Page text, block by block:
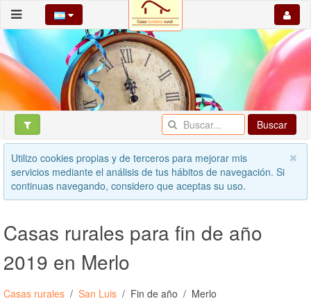
Buscar
Utilizo cookies propias y de terceros para mejorar mis
servicios mediante el análisis de tus hábitos de navegación. Si
continuas navegando, considero que aceptas su uso.
Casas rurales para fin de año
2019 en Merlo
Casas rurales San Luis Fin de año Merlo